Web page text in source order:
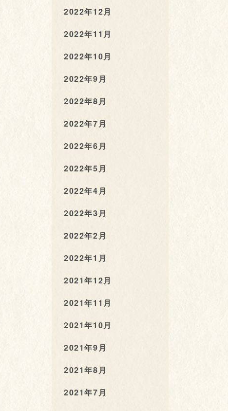
2022年12月
2022年11月
2022年10月
2022年9月
2022年8月
2022年7月
2022年6月
2022年5月
2022年4月
2022年3月
2022年2月
2022年1月
2021年12月
2021年11月
2021年10月
2021年9月
2021年8月
2021年7月